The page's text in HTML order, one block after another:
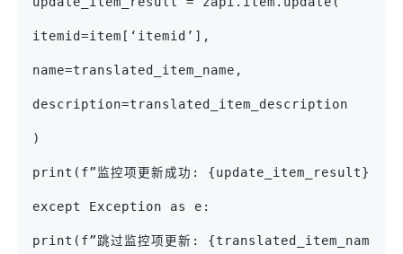
itemid=item[‘itemid’],
name=translated_item_name,
description=translated_item_description
)
print(f”监控项更新成功: {update_item_result}”)
except Exception as e:
print(f”跳过监控项更新: {translated_item_name}